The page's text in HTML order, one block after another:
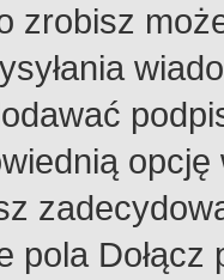
zrobisz
pola